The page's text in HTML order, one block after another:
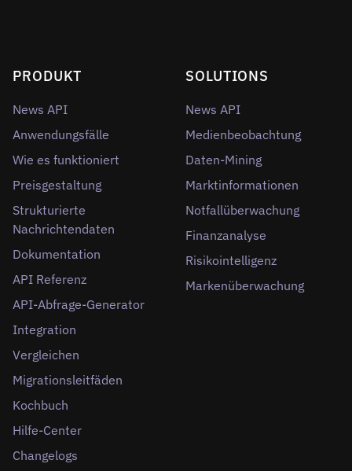
PRODUKT
News API
Anwendungsfälle
Wie es funktioniert
Preisgestaltung
Strukturierte
Nachrichtendaten
Dokumentation
API Referenz
API-Abfrage-Generator
Integration
Vergleichen
Migrationsleitfäden
Kochbuch
Hilfe-Center
Changelogs
SOLUTIONS
News API
Medienbeobachtung
Daten-Mining
Marktinformationen
Notfallüberwachung
Finanzanalyse
Risikointelligenz
Markenüberwachung